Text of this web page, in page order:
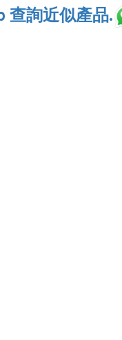
查詢近似產品.